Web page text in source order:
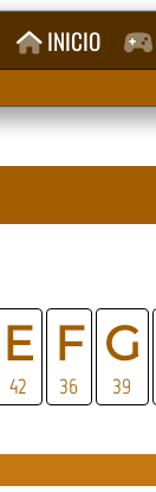
INICIO
E
42
F
36
G
39